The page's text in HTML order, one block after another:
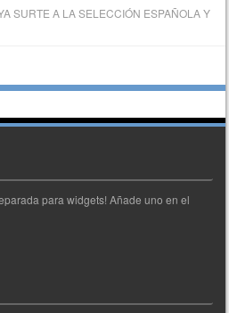
SURTE A LA SELECCIÓN ESPAÑOLA Y
para widgets! Añade uno en el